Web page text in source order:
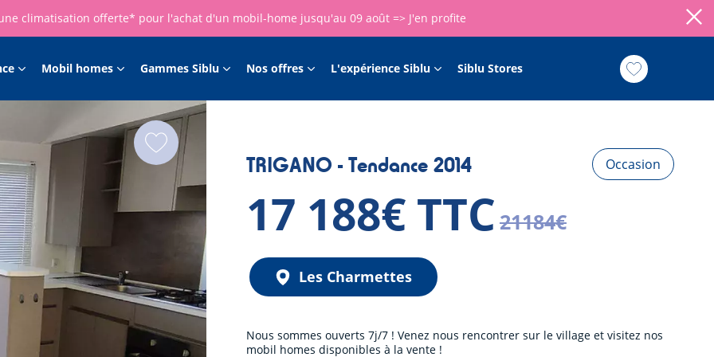
climatisation offerte* pour l'achat d'un mobil-home jusqu'au 09 août => J'en profite
Mobil homes Gammes Siblu Nos offres L'expérience Siblu Siblu Stores
Occasion
TRIGANO - Tendance 2014
17 188€ TTC 21184€
Les Charmettes
Nous sommes ouverts 7j/7 ! Venez nous rencontrer sur le village et visitez nos
mobil homes disponibles à la vente !